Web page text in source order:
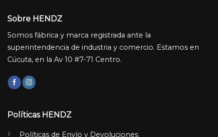
Sobre HENDZ
Somos fábrica y marca registrada ante la
superintendencia de industria y comercio. Estamos en
Cúcuta, en la Av 10 #7-71 Centro.
Políticas HENDZ
Políticas de Envío y Devoluciones